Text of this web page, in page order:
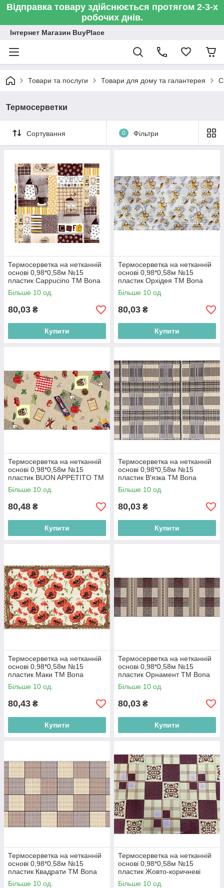
Відправка товару здійснюється протягом 2-3-х
робочих днів.
Інтернет Магазин BuyPlace
Товари та послуги Товари для дому та галантерея
Термосерветки
Сортування 0 Фільтри
Термосерветка на нетканній
основі 0,98*0,58м №15
пластик Cappucino ТМ Bona
Domus BP
Більше 10 од.
80,03 ₴
Купити
Термосерветка на нетканній
основі 0,98*0,58м №15
пластик Орхідея ТМ Bona
Domus BP
Більше 10 од.
80,03 ₴
Купити
Термосерветка на нетканній
основі 0,98*0,58м №15
пластик BUON APPETITO ТМ
Bona Domus BP
Більше 10 од.
80,48 ₴
Купити
Термосерветка на нетканній
основі 0,98*0,58м №15
пластик В′язка ТМ Bona
Domus BP
Більше 10 од.
80,03 ₴
Купити
Термосерветка на нетканній
основі 0,98*0,58м №15
пластик Маки ТМ Bona
Domus BP
Більше 10 од.
80,43 ₴
Купити
Термосерветка на нетканній
основі 0,98*0,58м №15
пластик Орнамент ТМ Bona
Domus BP
Більше 10 од.
80,03 ₴
Купити
Термосерветка на нетканній
основі 0,98*0,58м №15
пластик Квадрати ТМ Bona
Domus BP
Більше 10 од.
Термосерветка на нетканній
основі 0,98*0,58м №15
пластик Жовто-коричневі
квадрати ТМ Bona Domus BP
Більше 10 од.